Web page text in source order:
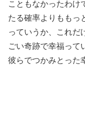
こともなかったわ
たる確率よりもも
っていうか、これだ
ごい奇跡で幸福って
彼らでつかみとった